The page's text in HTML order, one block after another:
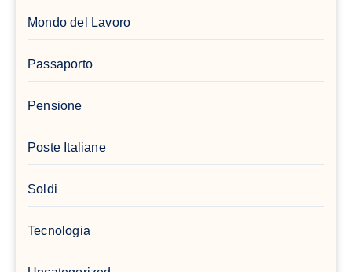
Mondo del Lavoro
Passaporto
Pensione
Poste Italiane
Soldi
Tecnologia